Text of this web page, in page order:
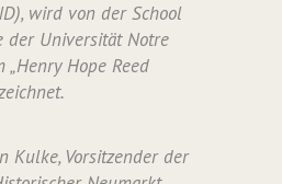
wird von der School
der Universität Notre
„Henry Hope Reed
Kulke, Vorsitzender der